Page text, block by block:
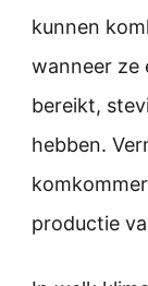
kunnen
wanneer ze
bereikt,
hebben.
productie